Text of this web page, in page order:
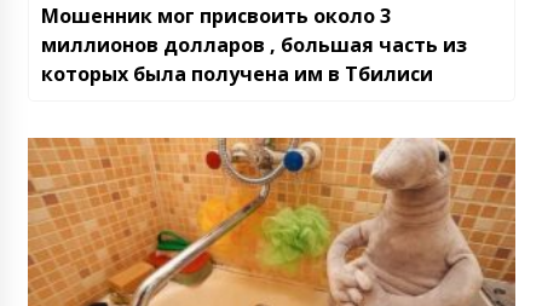
Мошенник мог присвоить около 3
миллионов долларов , большая часть из
которых была получена им в Тбилиси